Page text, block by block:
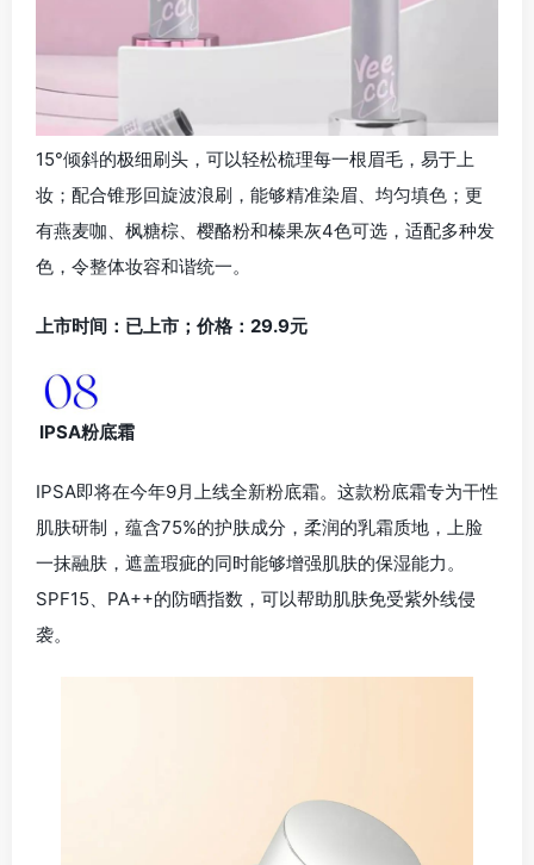
15°倾斜的极细刷头，可以轻松梳理每一根眉毛，易于上
妆；配合锥形回旋波浪刷，能够精准染眉、均匀填色；更
有燕麦咖、枫糖棕、樱酪粉和榛果灰4色可选，适配多种发
色，令整体妆容和谐统一。
上市时间：已上市；价格：29.9元
IPSA粉底霜
IPSA即将在今年9月上线全新粉底霜。这款粉底霜专为干性
肌肤研制，蕴含75%的护肤成分，柔润的乳霜质地，上脸
一抹融肤，遮盖瑕疵的同时能够增强肌肤的保湿能力。
SPF15、PA++的防晒指数，可以帮助肌肤免受紫外线侵
袭。